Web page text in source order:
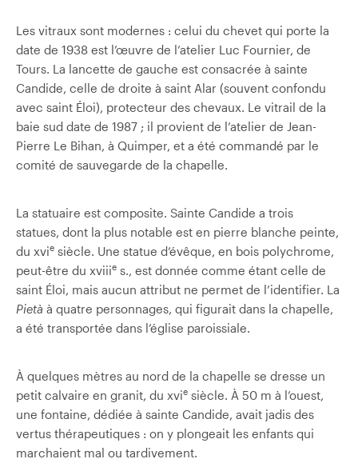
Les vitraux sont modernes : celui du chevet qui porte la
date de 1938 est l’œuvre de l’atelier Luc Fournier, de
Tours. La lancette de gauche est consacrée à sainte
Candide, celle de droite à saint Alar (souvent confondu
avec saint Éloi), protecteur des chevaux. Le vitrail de la
baie sud date de 1987 ; il provient de l’atelier de Jean-
Pierre Le Bihan, à Quimper, et a été commandé par le
comité de sauvegarde de la chapelle.
La statuaire est composite. Sainte Candide a trois
statues, dont la plus notable est en pierre blanche peinte,
du xvie siècle. Une statue d’évêque, en bois polychrome,
peut-être du xviiie s., est donnée comme étant celle de
saint Éloi, mais aucun attribut ne permet de l’identifier. La
Pietà à quatre personnages, qui figurait dans la chapelle,
a été transportée dans l’église paroissiale.
À quelques mètres au nord de la chapelle se dresse un
petit calvaire en granit, du xvie siècle. À 50 m à l’ouest,
une fontaine, dédiée à sainte Candide, avait jadis des
vertus thérapeutiques : on y plongeait les enfants qui
marchaient mal ou tardivement.